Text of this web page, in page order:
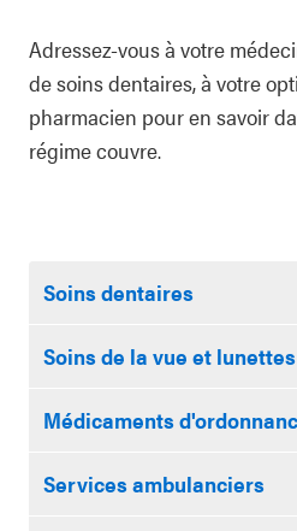
Adressez-vous à votre
de soins dentaires, à votre
pharmacien pour en savoir
régime couvre.
Soins dentaires
Soins de la vue et lunettes
Médicaments
Services ambulanciers